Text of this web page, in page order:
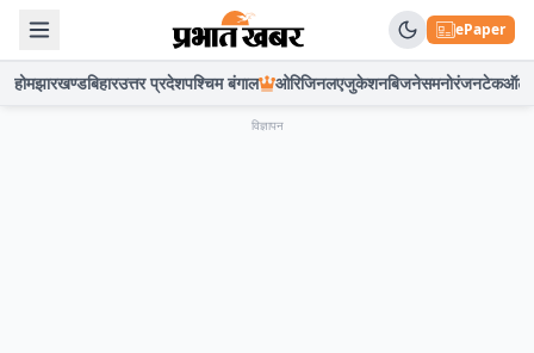
ePaper
होमझारखण्डबिहारउत्तर प्रदेशपश्चिम बंगाल ओरिजिनलएजुकेशनबिजनेसमनोरंजनटेकऑटो
विज्ञापन